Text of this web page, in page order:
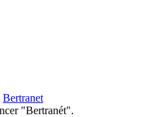
Bertranet
"Bertranét".